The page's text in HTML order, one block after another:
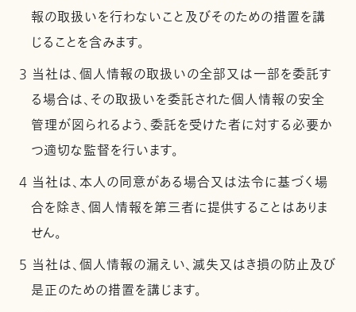
報の取扱いを行わないこと及びそのための措置を講
じることを含みます。
3 当社は、個人情報の取扱いの全部又は一部を委託す
る場合は、その取扱いを委託された個人情報の安全
管理が図られるよう、委託を受けた者に対する必要か
つ適切な監督を行います。
4 当社は、本人の同意がある場合又は法令に基づく場
合を除き、個人情報を第三者に提供することはありま
せん。
5 当社は、個人情報の漏えい、滅失又はき損の防止及び
是正のための措置を講じます。